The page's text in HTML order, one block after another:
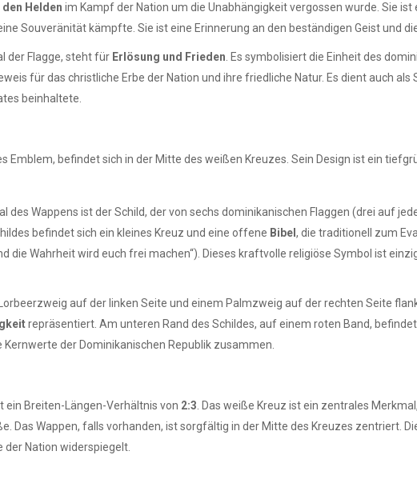
den Helden im Kampf der Nation um die Unabhängigkeit vergossen wurde. Sie
Souveränität kämpfte. Sie ist eine Erinnerung an den beständigen Geist und
der Flagge, steht für Erlösung und Frieden . Es symbolisiert die Einheit des
für das christliche Erbe der Nation und ihre friedliche Natur. Es dient auch
beinhaltete.
Emblem, befindet sich in der Mitte des weißen Kreuzes. Sein Design ist ein
des Wappens ist der Schild, der von sechs dominikanischen Flaggen (drei auf
befindet sich ein kleines Kreuz und eine offene Bibel , die traditionell zum
die Wahrheit wird euch frei machen“). Dieses kraftvolle religiöse Symbol ist
auf der linken Seite und einem Palmzweig auf der rechten Seite
repräsentiert. Am unteren Rand des Schildes, auf einem roten Band,
der Dominikanischen Republik zusammen.
ein Breiten-Längen-Verhältnis von 2:3 . Das weiße Kreuz ist ein zentrales
Das Wappen, falls vorhanden, ist sorgfältig in der Mitte des Kreuzes zentriert.
der Nation widerspiegelt.